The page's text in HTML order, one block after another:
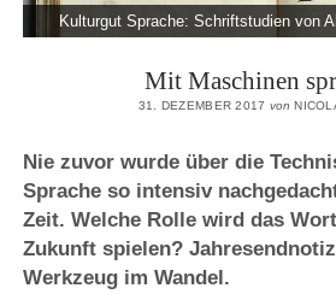
Kulturgut Sprache: Schriftstudien von
Mit Maschinen
31. DEZEMBER 2017 von
Nie zuvor wurde über die
Sprache so intensiv
Zeit. Welche Rolle wird das
Zukunft spielen?
Werkzeug im Wandel.